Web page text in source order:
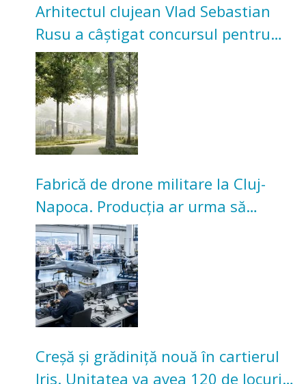
Arhitectul clujean Vlad Sebastian
Rusu a câștigat concursul pentru
transformarea Grădinii Casei
Universitarilor
Fabrică de drone militare la Cluj-
Napoca. Producția ar urma să
înceapă în toamna acestui an
Creșă și grădiniță nouă în cartierul
Iris. Unitatea va avea 120 de locuri